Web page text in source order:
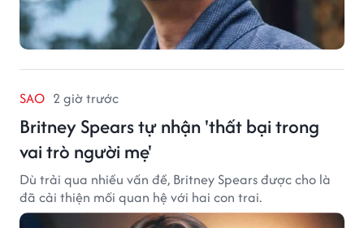
SAO 2 giờ trước
Britney Spears tự nhận 'thất bại trong
vai trò người mẹ'
Dù trải qua nhiều vấn đề, Britney Spears được cho là
đã cải thiện mối quan hệ với hai con trai.